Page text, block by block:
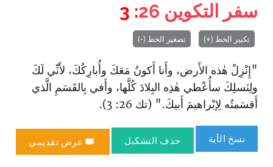
سفر التكوين 26
: 3
تكبير الخط (+) تصغير الخط (-)
"إِنْزِلْ هٰذه الأَرض، وأَنا أَكونُ مَعَكَ وأُبارِكُكَ، لأَنِّي لَكَ
ولِنَسلِكَ سأُعْطي هٰذِه البِلادَ كُلَّها، وأَفي بِالقَسَمِ الَّذي
أَقسَمتُه لِإبْراهيمَ أَبيكَ." (تك 26: 3).
نسخ الآية حذف التشكيل عرض تقديمي